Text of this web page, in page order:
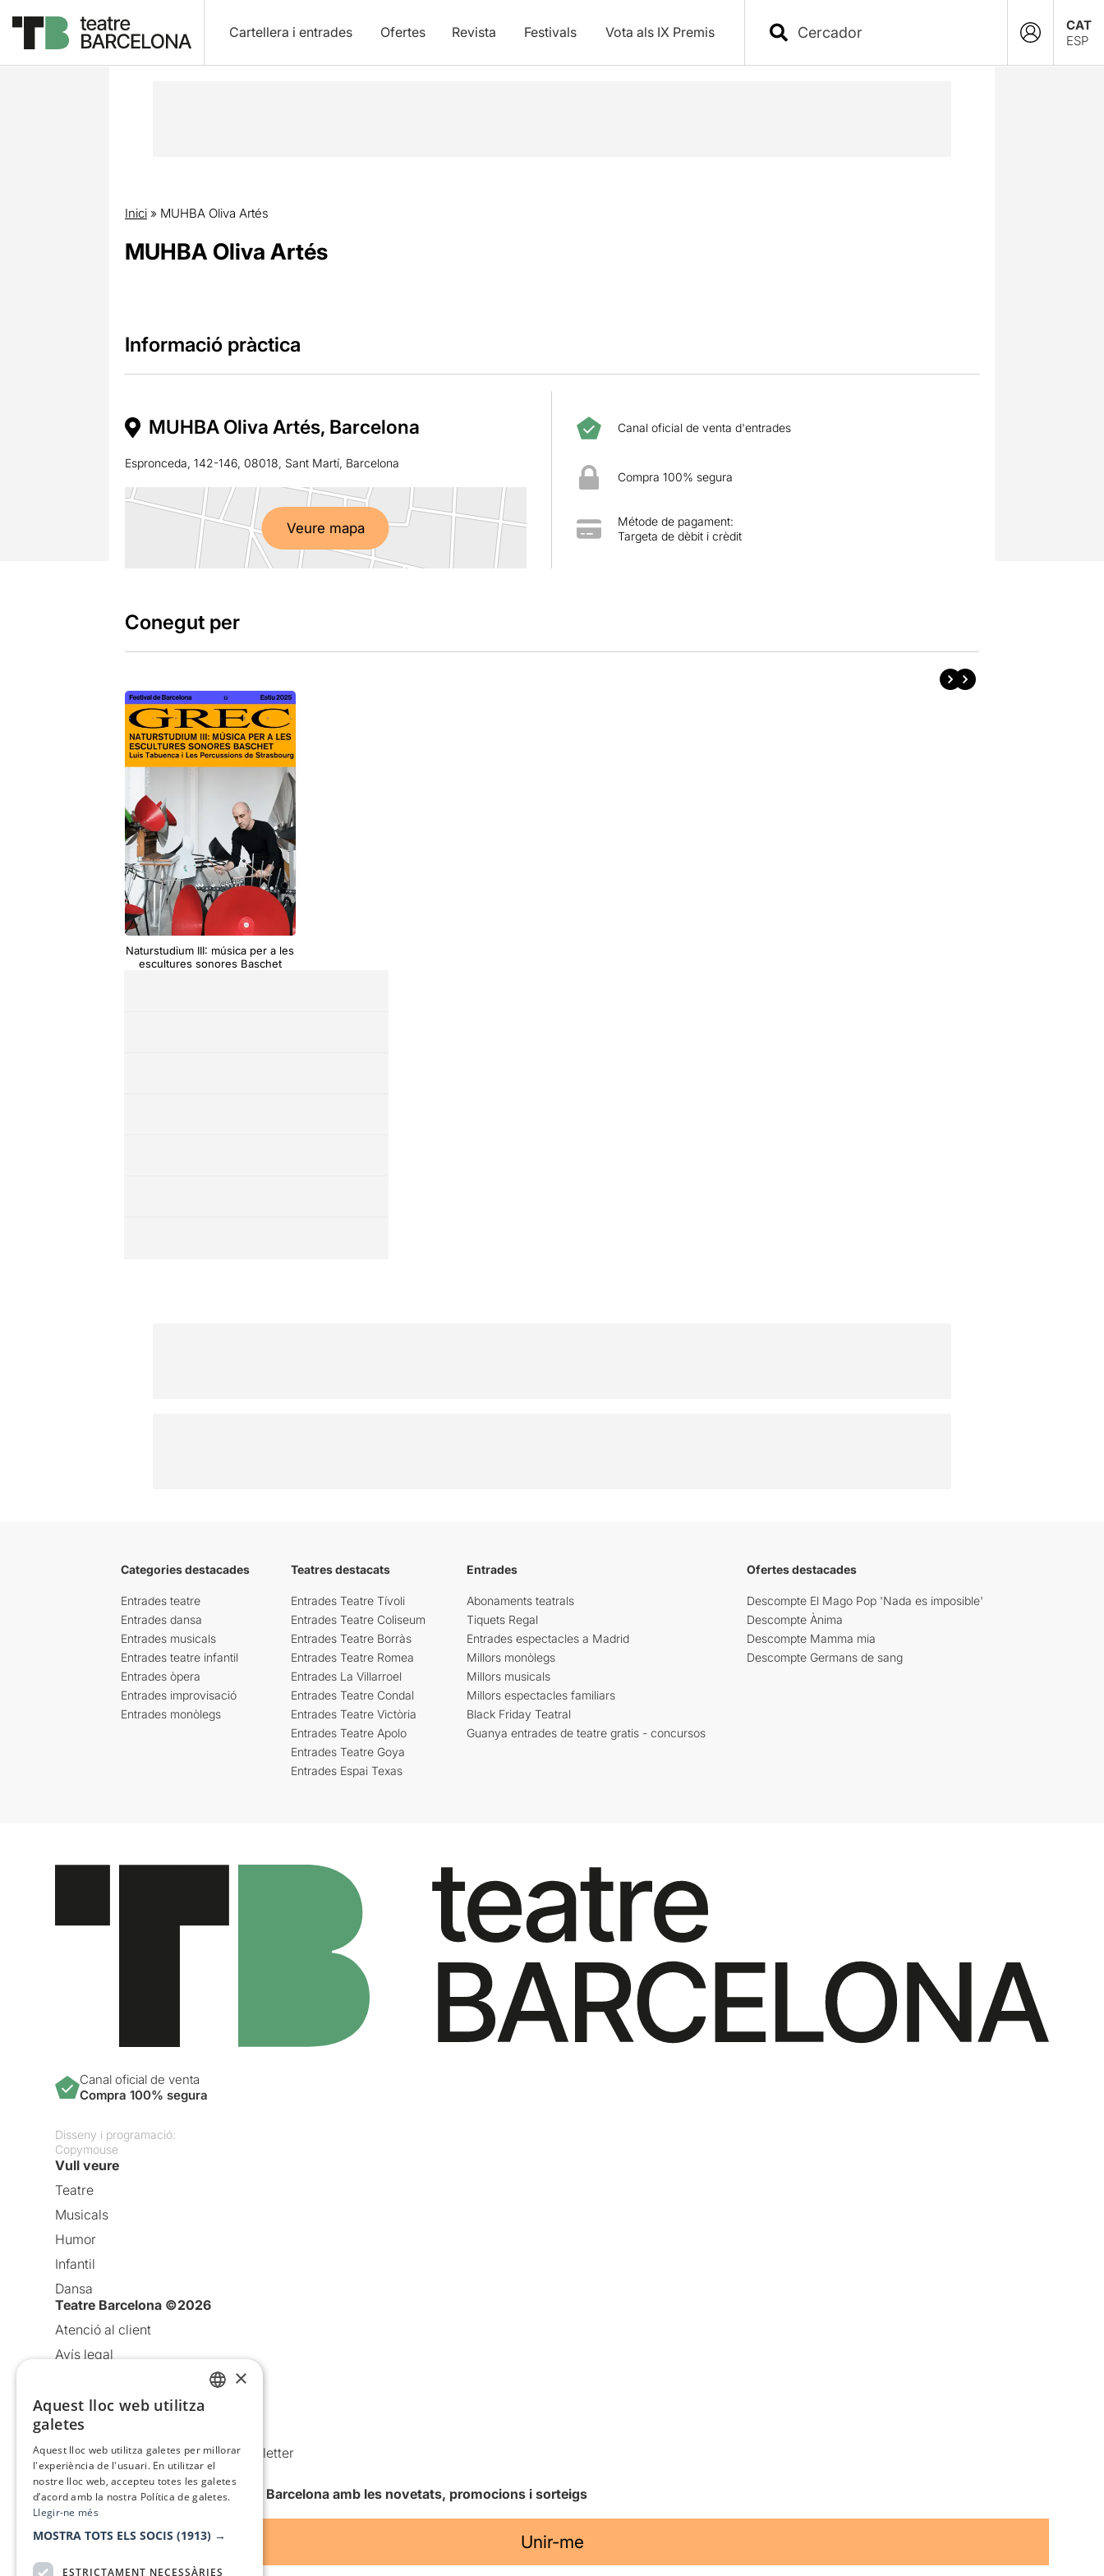
Cartellera i entrades Ofertes Revista Festivals Vota als IX Premis
CAT
ESP
Inici» MUHBA Oliva Artés
MUHBA Oliva Artés
Informació pràctica
MUHBA Oliva Artés, Barcelona
Espronceda, 142-146, 08018, Sant Martí, Barcelona
Veure mapa
Canal oficial de venta d'entrades
Compra 100% segura
Métode de pagament:
Targeta de dèbit i crèdit
Conegut per
Naturstudium III: música per a les
escultures sonores Baschet
Categories destacades
Entrades teatre
Entrades dansa
Entrades musicals
Entrades teatre infantil
Entrades òpera
Entrades improvisació
Entrades monòlegs
Teatres destacats
Entrades Teatre Tívoli
Entrades Teatre Coliseum
Entrades Teatre Borràs
Entrades Teatre Romea
Entrades La Villarroel
Entrades Teatre Condal
Entrades Teatre Victòria
Entrades Teatre Apolo
Entrades Teatre Goya
Entrades Espai Texas
Entrades
Abonaments teatrals
Tiquets Regal
Entrades espectacles a Madrid
Millors monòlegs
Millors musicals
Millors espectacles familiars
Black Friday Teatral
Guanya entrades de teatre gratis - concursos
Ofertes destacades
Descompte El Mago Pop 'Nada es imposible'
Descompte Ànima
Descompte Mamma mia
Descompte Germans de sang
Canal oficial de venta
Compra 100% segura
Disseny i programació:
Copymouse
Vull veure
Teatre
Musicals
Humor
Infantil
Dansa
Teatre Barcelona ©2026
Atenció al client
Avís legal
Política de cookies
Condicions d’ús
Comunicacions comercials i Newsletter
Anuncia’t
Vull rebre la newsletter de Teatre Barcelona amb les novetats, promocions i sorteigs
Unir-me
×
Aquest lloc web utilitza
galetes
Aquest lloc web utilitza galetes per millorar
l'experiència de l'usuari. En utilitzar el
nostre lloc web, accepteu totes les galetes
d’acord amb la nostra Política de galetes.
Llegir-ne més
MOSTRA TOTS ELS SOCIS (1913) →
ESTRICTAMENT NECESSÀRIES